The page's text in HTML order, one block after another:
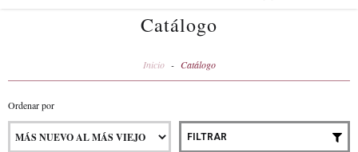
Catálogo
Inicio - Catálogo
Ordenar por
FILTRAR